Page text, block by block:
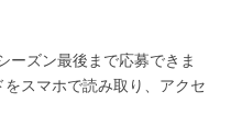
ーズン最後まで応募できま
スマホで読み取り、アクセ